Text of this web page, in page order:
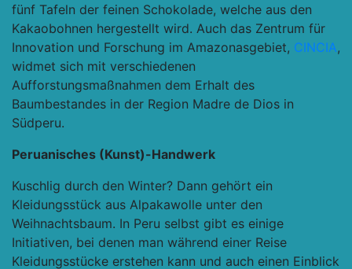
fünf Tafeln der feinen Schokolade, welche aus den
Kakaobohnen hergestellt wird. Auch das Zentrum für
Innovation und Forschung im Amazonasgebiet, CINCIA,
widmet sich mit verschiedenen
Aufforstungsmaßnahmen dem Erhalt des
Baumbestandes in der Region Madre de Dios in
Südperu.
Peruanisches (Kunst)-Handwerk
Kuschlig durch den Winter? Dann gehört ein
Kleidungsstück aus Alpakawolle unter den
Weihnachtsbaum. In Peru selbst gibt es einige
Initiativen, bei denen man während einer Reise
Kleidungsstücke erstehen kann und auch einen Einblick